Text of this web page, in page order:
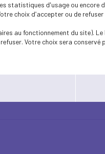
statistiques d'usage ou
choix d'accepter ou de
au fonctionnement du site).
Votre choix sera conservé